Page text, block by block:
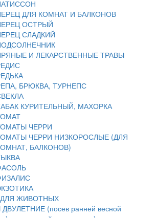
ДЛЯ КОМНАТ И БАЛКОНОВ
ОСТРЫЙ
СЛАДКИЙ
И ЛЕКАРСТВЕННЫЕ ТРАВЫ
БРЮКВА, ТУРНЕПС
КУРИТЕЛЬНЫЙ, МАХОРКА
ЧЕРРИ
ЧЕРРИ НИЗКОРОСЛЫЕ (ДЛЯ
БАЛКОНОВ)
ДЛЯ ЖИВОТНЫХ
(посев ранней весной